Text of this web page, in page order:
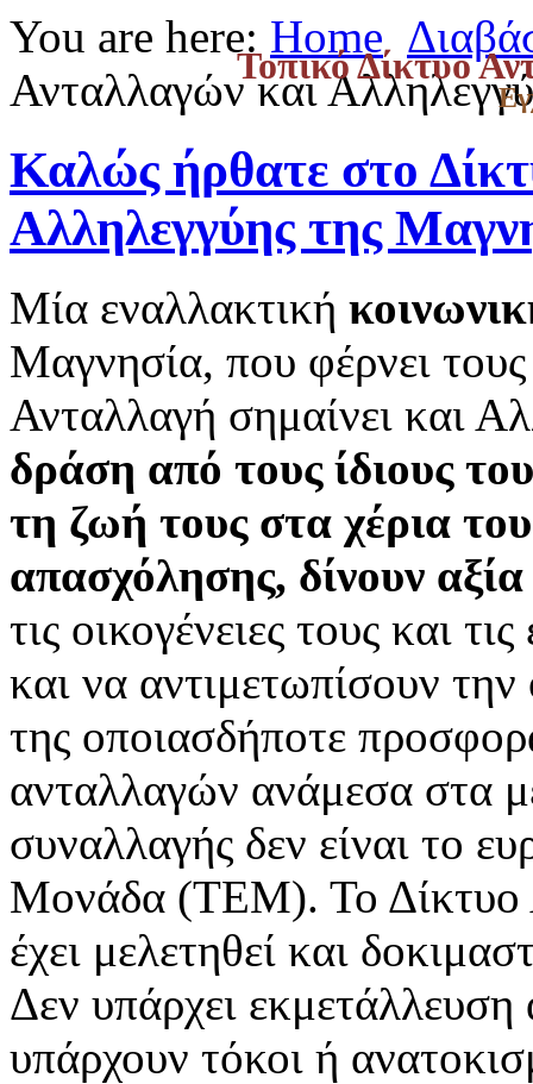
Τοπικό Δίκτυο
You are here: Home
Ανταλλαγών και
Καλώς ήρθατε στο
Αλληλεγγύης της
Μία εναλλακτική
Μαγνησία, που φέρνει
Ανταλλαγή σημαίνει και
δράση από τους ίδιους
τη ζωή τους στα χέρια
απασχόλησης, δίνουν
τις οικογένειες τους και
και να αντιμετωπίσουν
της οποιασδήποτε
ανταλλαγών ανάμεσα στα
συναλλαγής δεν είναι το
Μονάδα (ΤΕΜ). Το Δίκτυο
έχει μελετηθεί και
Δεν υπάρχει
υπάρχουν τόκοι ή